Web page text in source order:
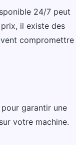
24/7 peut
il existe des
compromettre
garantir une
votre machine.